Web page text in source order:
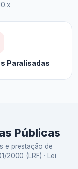
Paralisadas
Públicas
e prestação de
2000 (LRF) · Lei